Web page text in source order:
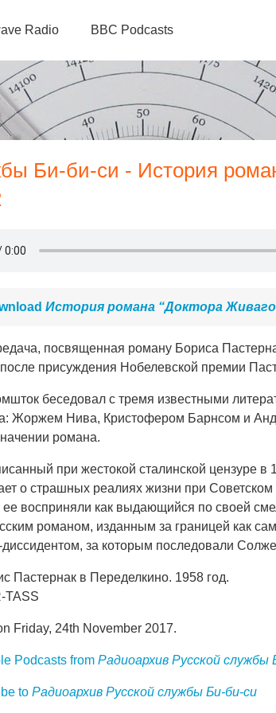
Radio BBC Podcasts
Би-би-си - История
История романа “Доктора
посвященная роману Бориса
после присуждения Нобелевской премии
беседовал с тремя известными
Жоржем Нива, Кристофером Барнсом и
романа.
при жестокой сталинской цензуре в
о страшных реалиях жизни при
восприняли как выдающийся по своей
романом, изданным за границей как
диссидентом, за которым последовали
Пастернак в Переделкино. 1958 год.
TASS
Friday, 24th November 2017.
Podcasts from Радиоархив Русской службы
to Радиоархив Русской службы Би-би-си